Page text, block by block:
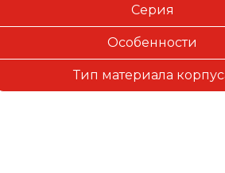
Серия
Особенности
Тип материала